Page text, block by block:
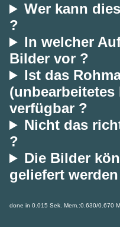
Wer kann
?
In welcher
Bilder vor ?
Ist das
verfügbar ?
Nicht das
?
Die Bilder
geliefert
done in 0.015 Sek. Mem.:0.630/0.670